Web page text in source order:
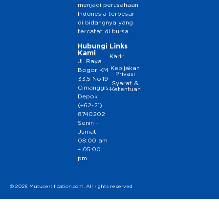
menjadi perusahaan
Indonesia terbesar
di bidangnya yang
tercatat di bursa.
Hubungi
Kami
Jl. Raya
Bogor KM
33,5 No.19
Cimanggis,
Depok
(+62-21)
8740202
Senin –
Jumat
08:00 am
– 05:00
pm
Links
Karir
Kebijakan
Privasi
Syarat &
Ketentuan
© 2026 Mutucertification.com. All rights reserved